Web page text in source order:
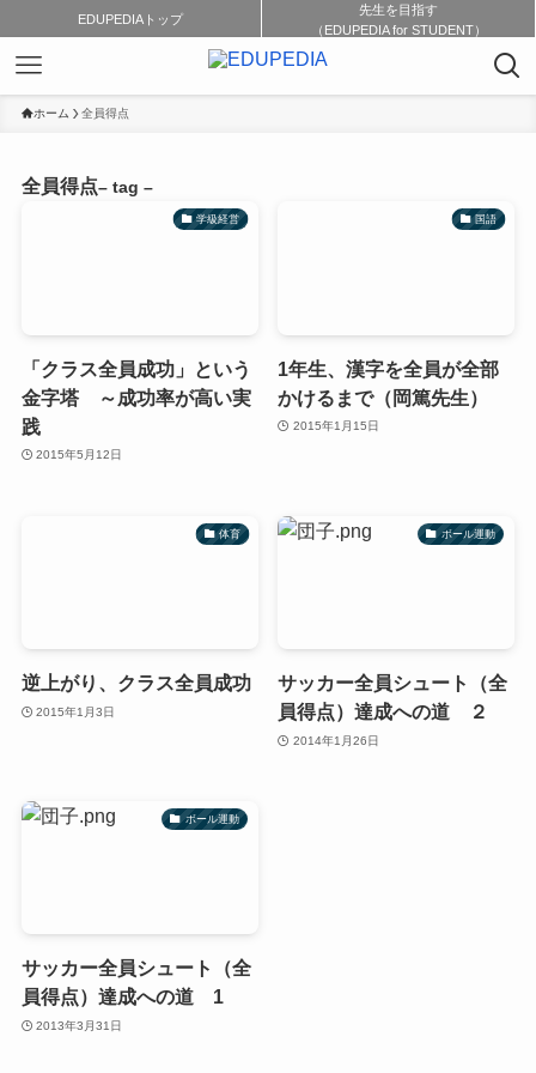
EDUPEDIAトップ
先生を目指す
（EDUPEDIA for STUDENT）
ホーム 全員得点
全員得点– tag –
学級経営
「クラス全員成功」という
金字塔 ～成功率が高い実
践
2015年5月12日
国語
1年生、漢字を全員が全部
かけるまで（岡篤先生）
2015年1月15日
体育
逆上がり、クラス全員成功
2015年1月3日
ボール運動
サッカー全員シュート（全
員得点）達成への道 ２
2014年1月26日
ボール運動
サッカー全員シュート（全
員得点）達成への道 1
2013年3月31日